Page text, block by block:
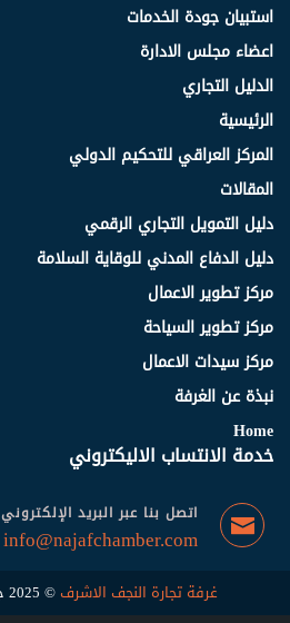
استبيان جودة الخدمات
اعضاء مجلس الادارة
الدليل التجاري
الرئيسية
المركز العراقي للتحكيم الدولي
المقالات
دليل التمويل التجاري الرقمي
دليل الدفاع المدني للوقاية السلامة
مركز تطوير الاعمال
مركز تطوير السياحة
مركز سيدات الاعمال
نبذة عن الغرفة
Home
خدمة الانتساب الاليكتروني
اتصل بنا عبر البريد الإلكتروني
info@najafchamber.com
غرفة تجارة النجف الاشرف© 2025 جميع الحقوق محفوظة